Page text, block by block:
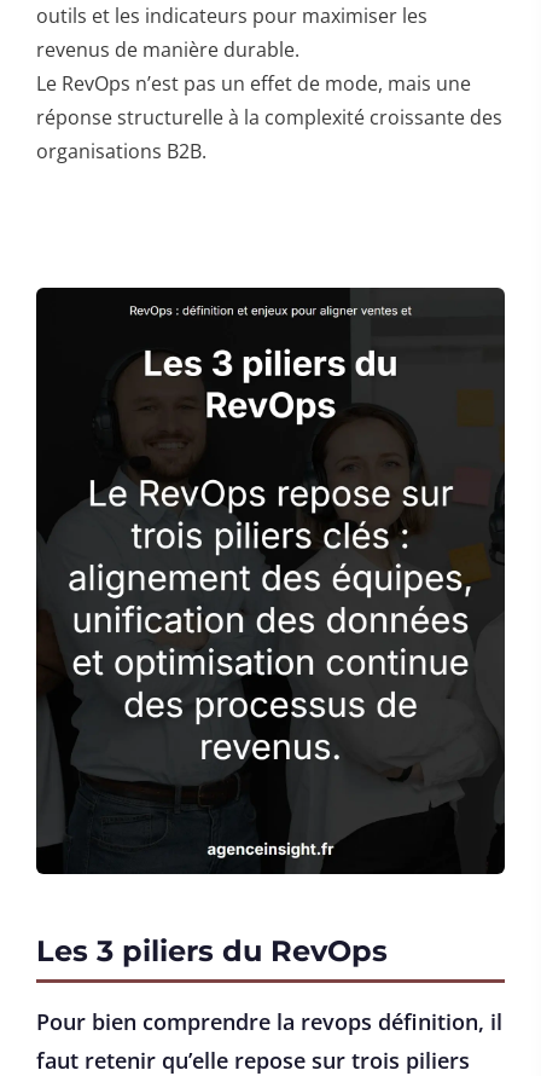
outils et les indicateurs pour maximiser les
revenus de manière durable.
Le RevOps n’est pas un effet de mode, mais une
réponse structurelle à la complexité croissante des
organisations B2B.
Les 3 piliers du RevOps
Pour bien comprendre la revops définition, il
faut retenir qu’elle repose sur trois piliers